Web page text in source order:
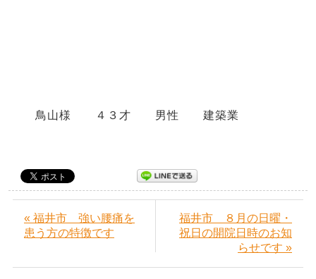
鳥山様 ４３才 男性 建築業
« 福井市 強い腰痛を
患う方の特徴です
福井市 ８月の日曜・
祝日の開院日時のお知
らせです »